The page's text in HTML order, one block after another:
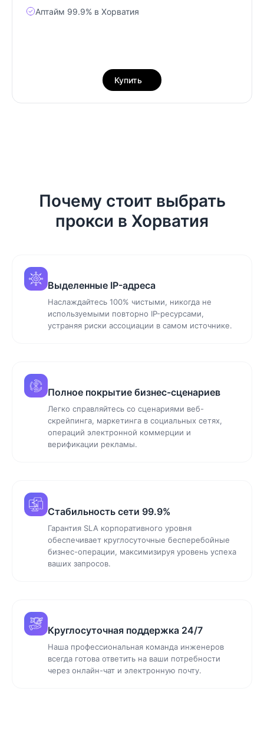
Аптайм 99.9% в Хорватия
Купить
Почему стоит выбрать
прокси в Хорватия
Выделенные IP-адреса
Наслаждайтесь 100% чистыми, никогда не
используемыми повторно IP-ресурсами,
устраняя риски ассоциации в самом источнике.
Полное покрытие бизнес-сценариев
Легко справляйтесь со сценариями веб-
скрейпинга, маркетинга в социальных сетях,
операций электронной коммерции и
верификации рекламы.
Стабильность сети 99.9%
Гарантия SLA корпоративного уровня
обеспечивает круглосуточные бесперебойные
бизнес-операции, максимизируя уровень успеха
ваших запросов.
Круглосуточная поддержка 24/7
Наша профессиональная команда инженеров
всегда готова ответить на ваши потребности
через онлайн-чат и электронную почту.